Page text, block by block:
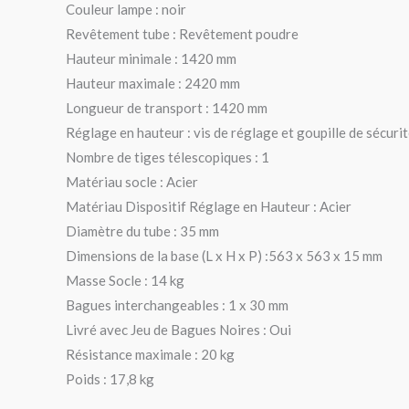
Couleur lampe : noir
Revêtement tube : Revêtement poudre
Hauteur minimale : 1420 mm
Hauteur maximale : 2420 mm
Longueur de transport : 1420 mm
Réglage en hauteur : vis de réglage et goupille de
Nombre de tiges télescopiques : 1
Matériau socle : Acier
Matériau Dispositif Réglage en Hauteur : Acier
Diamètre du tube : 35 mm
Dimensions de la base (L x H x P) :563 x 563 x 15 mm
Masse Socle : 14 kg
Bagues interchangeables : 1 x 30 mm
Livré avec Jeu de Bagues Noires : Oui
Résistance maximale : 20 kg
Poids : 17,8 kg